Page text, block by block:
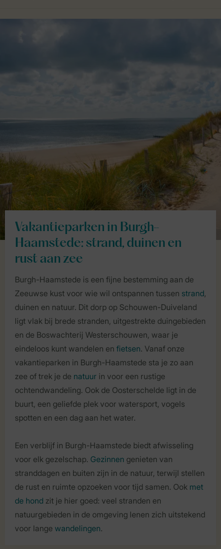
Vakantieparken in Burgh-
Haamstede: strand, duinen en
rust aan zee
Burgh-Haamstede is een fijne bestemming aan de
Zeeuwse kust voor wie wil ontspannen tussen strand,
duinen en natuur. Dit dorp op Schouwen-Duiveland
ligt vlak bij brede stranden, uitgestrekte duingebieden
en de Boswachterij Westerschouwen, waar je
eindeloos kunt wandelen en fietsen. Vanaf onze
vakantieparken in Burgh-Haamstede sta je zo aan
zee of trek je de natuur in voor een rustige
ochtendwandeling. Ook de Oosterschelde ligt in de
buurt, een geliefde plek voor watersport, vogels
spotten en een dag aan het water.
Een verblijf in Burgh-Haamstede biedt afwisseling
voor elk gezelschap. Gezinnen genieten van
stranddagen en buiten zijn in de natuur, terwijl stellen
de rust en ruimte opzoeken voor tijd samen. Ook met
de hond zit je hier goed: veel stranden en
natuurgebieden in de omgeving lenen zich uitstekend
voor lange wandelingen.